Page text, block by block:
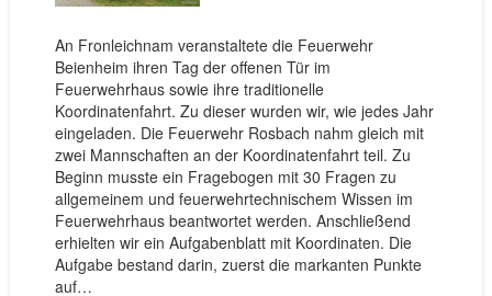
An Fronleichnam veranstaltete die Feuerwehr
Beienheim ihren Tag der offenen Tür im
Feuerwehrhaus sowie ihre traditionelle
Koordinatenfahrt. Zu dieser wurden wir, wie jedes Jahr
eingeladen. Die Feuerwehr Rosbach nahm gleich mit
zwei Mannschaften an der Koordinatenfahrt teil. Zu
Beginn musste ein Fragebogen mit 30 Fragen zu
allgemeinem und feuerwehrtechnischem Wissen im
Feuerwehrhaus beantwortet werden. Anschließend
erhielten wir ein Aufgabenblatt mit Koordinaten. Die
Aufgabe bestand darin, zuerst die markanten Punkte
auf…